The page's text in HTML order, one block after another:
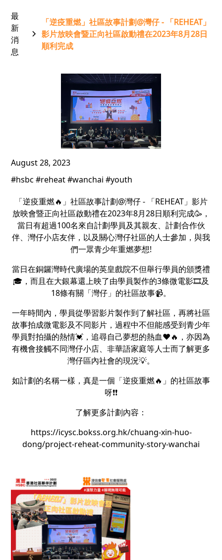
最
新
消
息
「逆疫重燃」社區故事計劃@灣仔 - 「REHEAT」
影片放映會暨正向社區啟動禮在2023年8月28日
順利完成
August 28, 2023
#hsbc #reheat #wanchai #youth
「逆疫重燃🔥」社區故事計劃@灣仔 - 「REHEAT」影片
放映會暨正向社區啟動禮在2023年8月28日順利完成🥳，
當日有超過100名來自計劃學員及其親友、計劃合作伙
伴、灣仔小店友伴，以及關心灣仔社區的人士參加，與我
們一眾青少年重燃夢想!
當日在銅鑼灣時代廣場的英皇戲院不但舉行學員的頒獎禮
🎓，而且在大銀幕還上映了由學員製作的3條微電影🎞️及
18條有關「灣仔」的社區故事📹。
一年時間內，學員從學習影片製作到了解社區，再將社區
故事拍成微電影及不同影片，過程中不但能感受到青少年
學員對拍攝的熱情💓，追尋自己夢想的熱血❤️🔥，亦因為
有機會接觸不同灣仔小店、非華語家庭等人士而了解更多
灣仔區內社會的現況💡。
如計劃的名稱一樣，真是一個「逆疫重燃🔥」的社區故事
呀❗❗
了解更多計劃內容：
https://icysc.bokss.org.hk/chuang-xin-huo-
dong/project-reheat-community-story-wanchai